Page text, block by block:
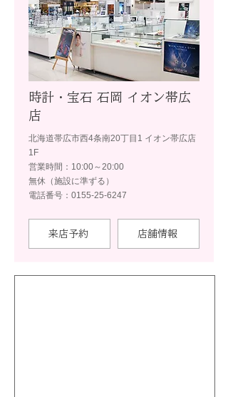
時計・宝石 石岡 イオン帯広
店
北海道帯広市西4条南20丁目1 イオン帯広店
1F
営業時間：10:00～20:00
無休（施設に準ずる）
電話番号：0155-25-6247
来店予約 店舗情報